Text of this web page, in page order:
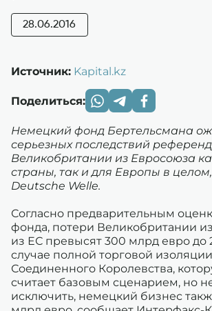
28.06.2016
Источник: Kapital.kz
Поделиться:
Немецкий фонд Бертельсмана
серьезных последствий
Великобритании из Евросоюза
страны, так и для Европы в
Deutsche Welle.
Согласно предварительным
фонда, потери Великобритании
из ЕС превысят 300 млрд евро до
случае полной торговой изоляции
Соединенного Королевства,
считает базовым сценарием, но
исключить, немецкий бизнес